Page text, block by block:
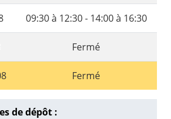
09:30 à 12:30 - 14:00 à 16:30
Fermé
Fermé
de dépôt :